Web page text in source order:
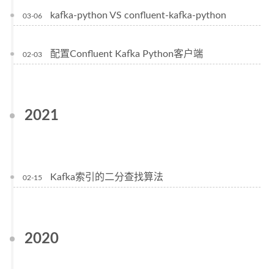
03-06 kafka-python VS confluent-kafka-python
02-03 配置Confluent Kafka Python客户端
2021
02-15 Kafka索引的二分查找算法
2020